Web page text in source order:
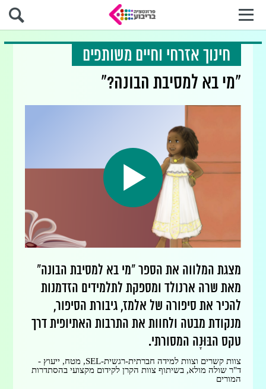
חינוך אזרחי וחיים משותפים
"מי בא למסיבת הבונה?"
מצגת המלווה את הספר "מי בא למסיבת הבונה"
מאת שרה ארנולד ומספקת לתלמידים הזדמנות
להכיר את סיפורה של אלמז, גיבורת הסיפור,
מנקודת מבטה ולחוות את התרבות האתיופית דרך
טקס הבּוּנָה המסורתי.
צוות קשרים וצוות למידה חברתית-רגשית-SEL, מטח, ייעוץ -
ד"ר שולה מולא, בשיתוף צוות הקרן לקידום מקצועי בהסתדרות
המורים